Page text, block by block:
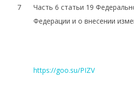
7
Часть 6 статьи 19
Федерации и о внесении
https://goo.su/PIZV